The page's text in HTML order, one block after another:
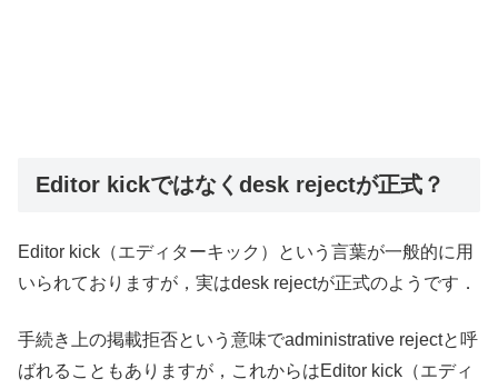
Editor kickではなくdesk rejectが正式？
Editor kick（エディターキック）という言葉が一般的に用
いられておりますが，実はdesk rejectが正式のようです．
手続き上の掲載拒否という意味でadministrative rejectと呼
ばれることもありますが，これからはEditor kick（エディ